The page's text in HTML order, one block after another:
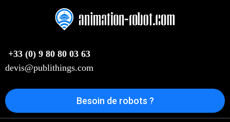
+33 (0) 9 80 80 03 63
devis@publithings.com
Besoin de robots ?